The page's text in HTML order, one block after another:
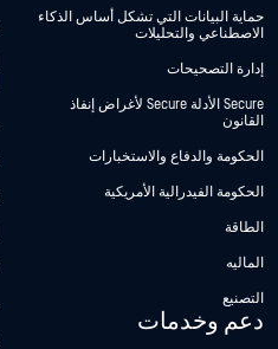
حماية البيانات التي تشكل أساس الذكاء
الاصطناعي والتحليلات
إدارة التصحيحات
Secure الأدلة Secure لأغراض إنفاذ
القانون
الحكومة والدفاع والاستخبارات
الحكومة الفيدرالية الأمريكية
الطاقة
الماليه
التصنيع
دعم وخدمات